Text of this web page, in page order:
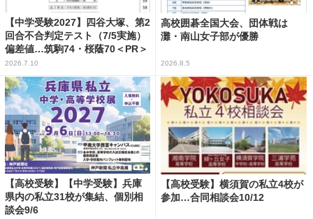
【中学受験2027】四谷大塚、第2
回合不合判定テスト（7/5実施）
偏差値…筑駒74・桜蔭70＜PR＞
2026.7.10
高校囲碁全国大会、団体戦は
灘・南山女子部が優勝
2026.8.5
【高校受験】【中学受験】兵庫
県内の私立31校が集結、個別相
談会9/6
【高校受験】横須賀の私立4校が
参加…合同相談会10/12